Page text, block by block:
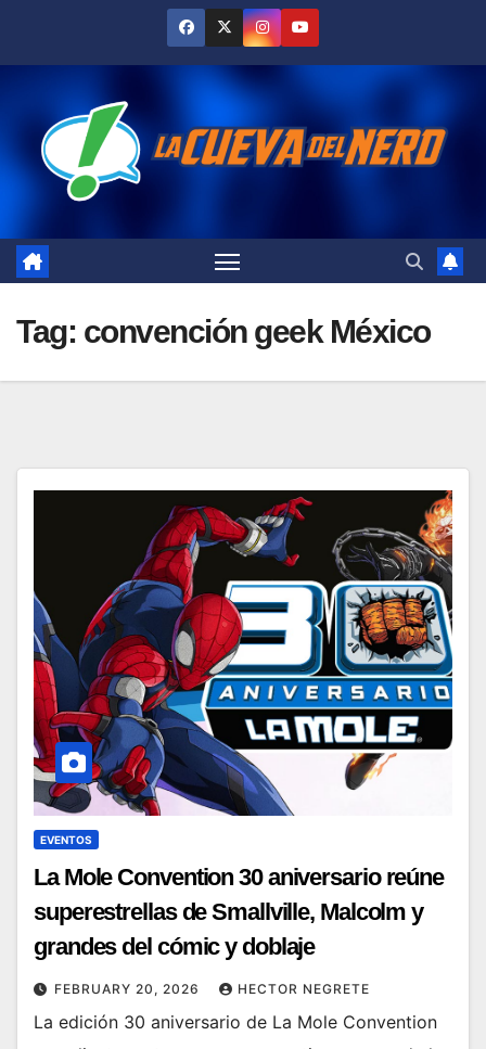
Tag: convención geek México
EVENTOS
La Mole Convention 30 aniversario reúne
superestrellas de Smallville, Malcolm y
grandes del cómic y doblaje
FEBRUARY 20, 2026 HECTOR NEGRETE
La edición 30 aniversario de La Mole Convention